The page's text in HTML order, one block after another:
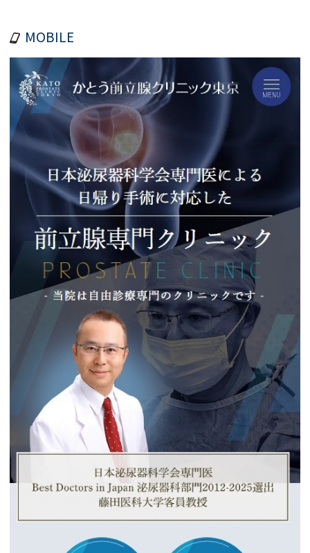
MOBILE